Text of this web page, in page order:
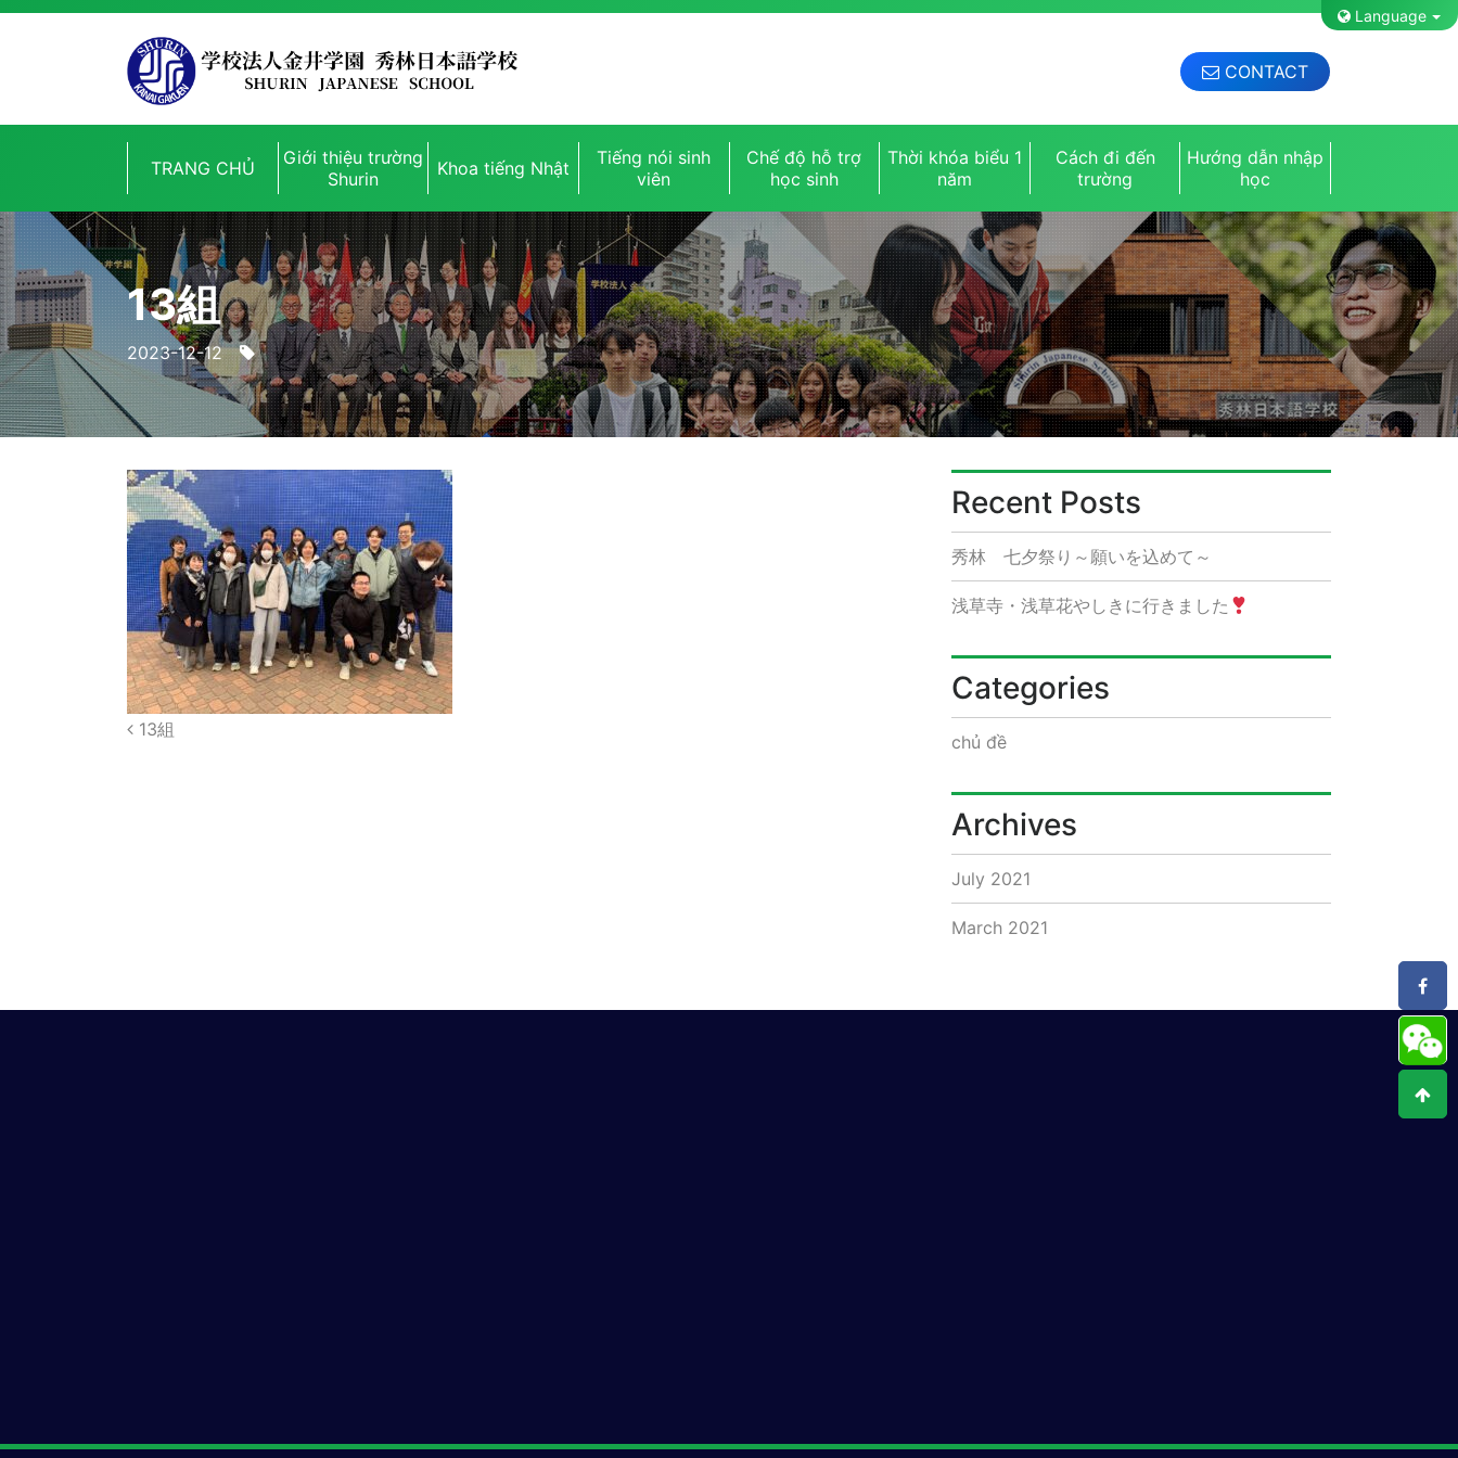
Language
CONTACT
TRANG CHỦ
Giới thiệu trường
Shurin
Khoa tiếng Nhật
Tiếng nói sinh
viên
Chế độ hỗ trợ
học sinh
Thời khóa biểu 1
năm
Cách đi đến
trường
Hướng dẫn nhập
học
13組
2023-12-12
Post
13組
Recent Posts
秀林 七夕祭り～願いを込めて～
浅草寺・浅草花やしきに行きました
Categories
chủ đề
Archives
July 2021
March 2021